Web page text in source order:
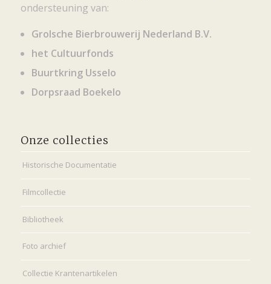
ondersteuning van:
Grolsche Bierbrouwerij Nederland B.V.
het Cultuurfonds
Buurtkring Usselo
Dorpsraad Boekelo
Onze collecties
Historische Documentatie
Filmcollectie
Bibliotheek
Foto archief
Collectie Krantenartikelen